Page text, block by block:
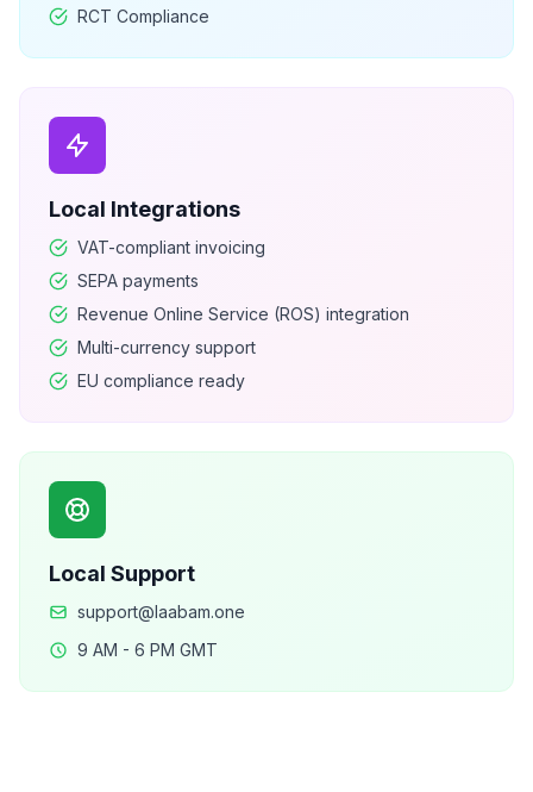
RCT Compliance
Local Integrations
VAT-compliant invoicing
SEPA payments
Revenue Online Service (ROS) integration
Multi-currency support
EU compliance ready
Local Support
support@laabam.one
9 AM - 6 PM GMT